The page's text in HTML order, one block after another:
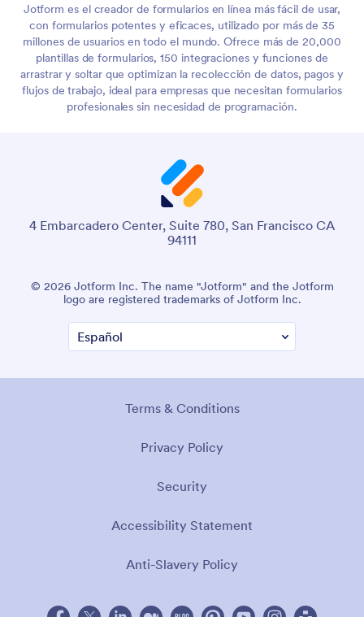
Jotform es el creador de formularios en línea más fácil de usar,
con formularios potentes y eficaces, utilizado por más de 35
millones de usuarios en todo el mundo. Ofrece más de 20,000
plantillas de formularios, 150 integraciones y funciones de
arrastrar y soltar que optimizan la recolección de datos, pagos y
flujos de trabajo, ideal para empresas que necesitan formularios
profesionales sin necesidad de programación.
4 Embarcadero Center, Suite 780, San Francisco CA
94111
© 2026 Jotform Inc. The name "Jotform" and the Jotform
logo are registered trademarks of Jotform Inc.
Terms & Conditions
Privacy Policy
Security
Accessibility Statement
Anti-Slavery Policy